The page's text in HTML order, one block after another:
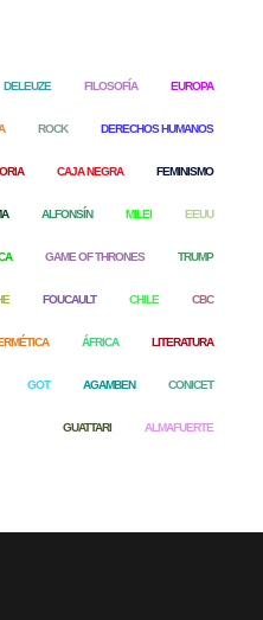
DELEUZE FILOSOFÍA EUROPA
ROCK DERECHOS HUMANOS
CAJA NEGRA FEMINISMO
ALFONSÍN MILEI EEUU
GAME OF THRONES TRUMP
FOUCAULT CHILE CBC
ÁFRICA LITERATURA
GOT AGAMBEN CONICET
GUATTARI ALMAFUERTE